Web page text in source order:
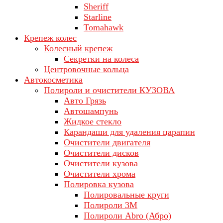
Sheriff
Starline
Tomahawk
Крепеж колес
Колесный крепеж
Секретки на колеса
Центровочные кольца
Автокосметика
Полироли и очистители КУЗОВА
Авто Грязь
Автошампунь
Жидкое стекло
Карандаши для удаления царапин
Очистители двигателя
Очистители дисков
Очистители кузова
Очистители хрома
Полировка кузова
Полировальные круги
Полироли 3М
Полироли Abro (Абро)